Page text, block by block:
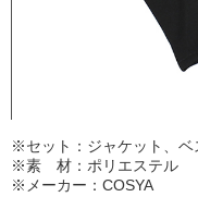
※セット：ジャケット、ベ
※素 材：ポリエステル
※メーカー：COSYA